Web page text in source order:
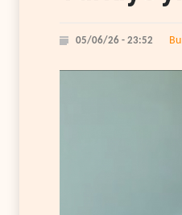
05/06/26 - 23:52